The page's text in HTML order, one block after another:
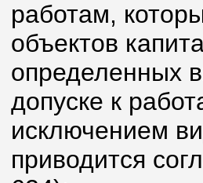
работам,
объектов
определенных
допуске к
исключением
приводится